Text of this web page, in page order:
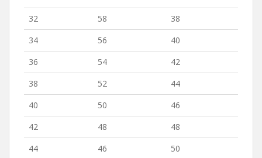
32
58
38
34
56
40
36
54
42
38
52
44
40
50
46
42
48
48
44
46 50